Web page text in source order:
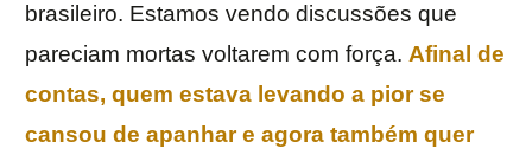
brasileiro. Estamos vendo discussões que
pareciam mortas voltarem com força. Afinal de
contas, quem estava levando a pior se
cansou de apanhar e agora também quer